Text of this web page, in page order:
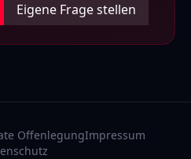
Eigene Frage stellen
OffenlegungImpressum